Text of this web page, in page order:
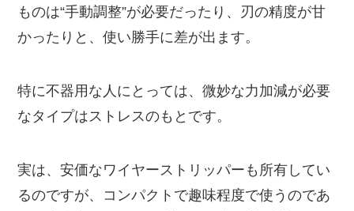
ものは“手動調整”が必要だったり、刃の精度が甘
かったりと、使い勝手に差が出ます。
特に不器用な人にとっては、微妙な力加減が必要
なタイプはストレスのもとです。
実は、安価なワイヤーストリッパーも所有してい
るのですが、コンパクトで趣味程度で使うのであ